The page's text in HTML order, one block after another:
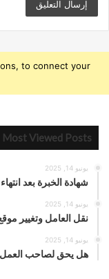
to connect your
Most Viewed Posts
يونيو 14, 2025
شهادة الخبرة بعد
يونيو 14, 2025
نقل العامل وتغيير
يونيو 14, 2025
هل يحق لصاحب العمل